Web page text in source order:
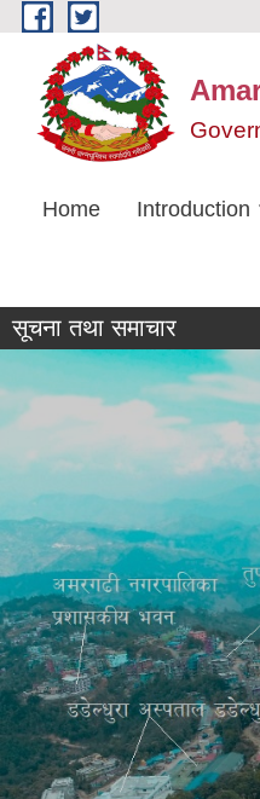
Skip to main content
Home Introduction
सूचना तथा समाचार
अमरगढी